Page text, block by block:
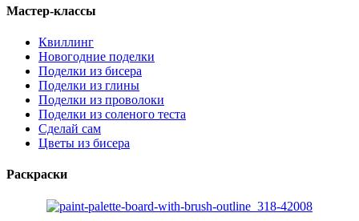
Мастер-классы
Квиллинг
Новогодние поделки
Поделки из бисера
Поделки из глины
Поделки из проволоки
Поделки из соленого теста
Сделай сам
Цветы из бисера
Раскраски